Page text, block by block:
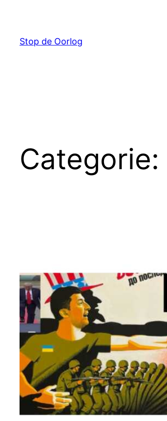
Stop de Oorlog
Categorie: